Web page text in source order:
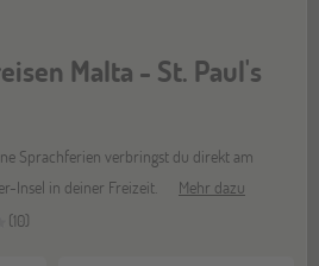
Malta - St. Paul's
Sprachferien verbringst du direkt am
Insel in deiner Freizeit.
Mehr dazu
(10)